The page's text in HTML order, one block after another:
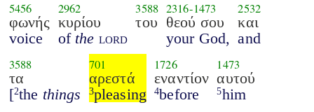
5456
φωνής
voice
2962
κυρίου
of the lord
3588
του
2316-1473
θεού σου
your God,
2532
και
and
3588
τα
[2the things
701
αρεστά
3pleasing
1726
εναντίον
4before
1473
αυτού
5him